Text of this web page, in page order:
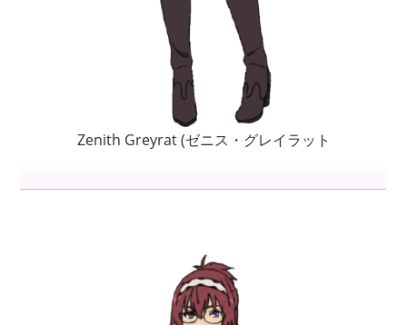
Zenith Greyrat (ゼニス・グレイラット